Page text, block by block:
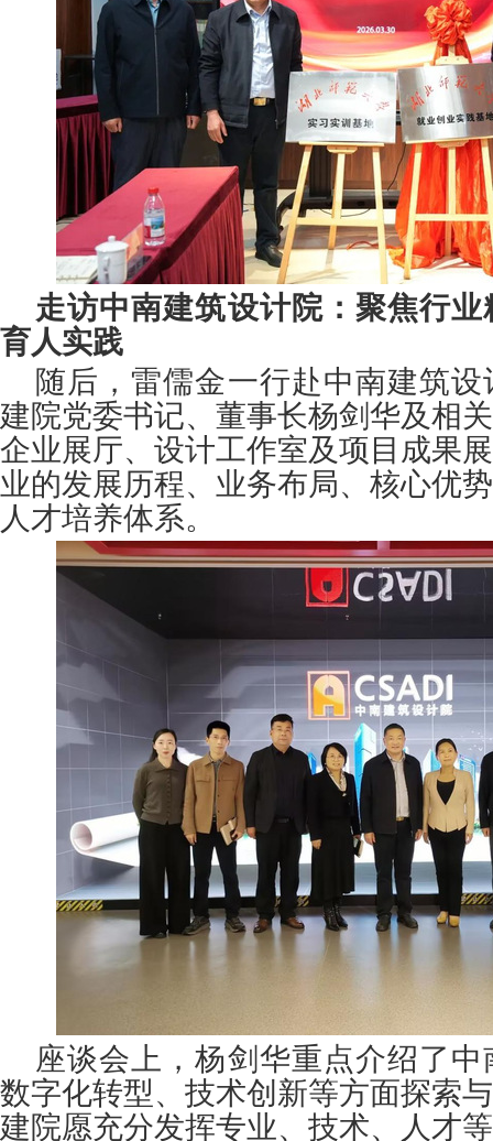
走访中南建筑设计院：聚焦行
育人实践
随后，雷儒金一行赴中南建筑
建院党委书记、董事长杨剑华及相
企业展厅、设计工作室及项目成果
业的发展历程、业务布局、核心优
人才培养体系。
座谈会上，杨剑华重点介绍了中
数字化转型、技术创新等方面探索
建院愿充分发挥专业、技术、人才